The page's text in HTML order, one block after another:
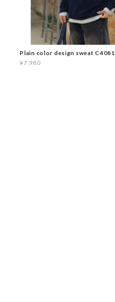
Plain color design sweat C4081
¥7,980